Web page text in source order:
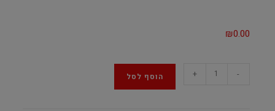
₪0.00
-
+ הוסף לסל